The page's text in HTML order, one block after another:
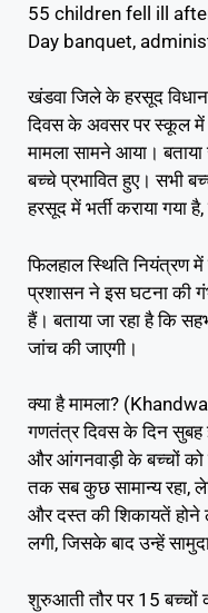
55 children fell ill
Day banquet,
खंडवा जिले के हरसूद
दिवस के अवसर पर स्कूल में
मामला सामने आया।
बच्चे प्रभावित हुए। सभी
हरसूद में भर्ती कराया गया
फिलहाल स्थिति नियंत्रण
प्रशासन ने इस घटना की
हैं। बताया जा रहा है कि
जांच की जाएगी।
क्या है मामला?
गणतंत्र दिवस के दिन सुबह
और आंगनवाड़ी के बच्चों को
तक सब कुछ सामान्य रहा,
और दस्त की शिकायतें होने
लगी, जिसके बाद उन्हें
शुरुआती तौर पर 15 बच्चों